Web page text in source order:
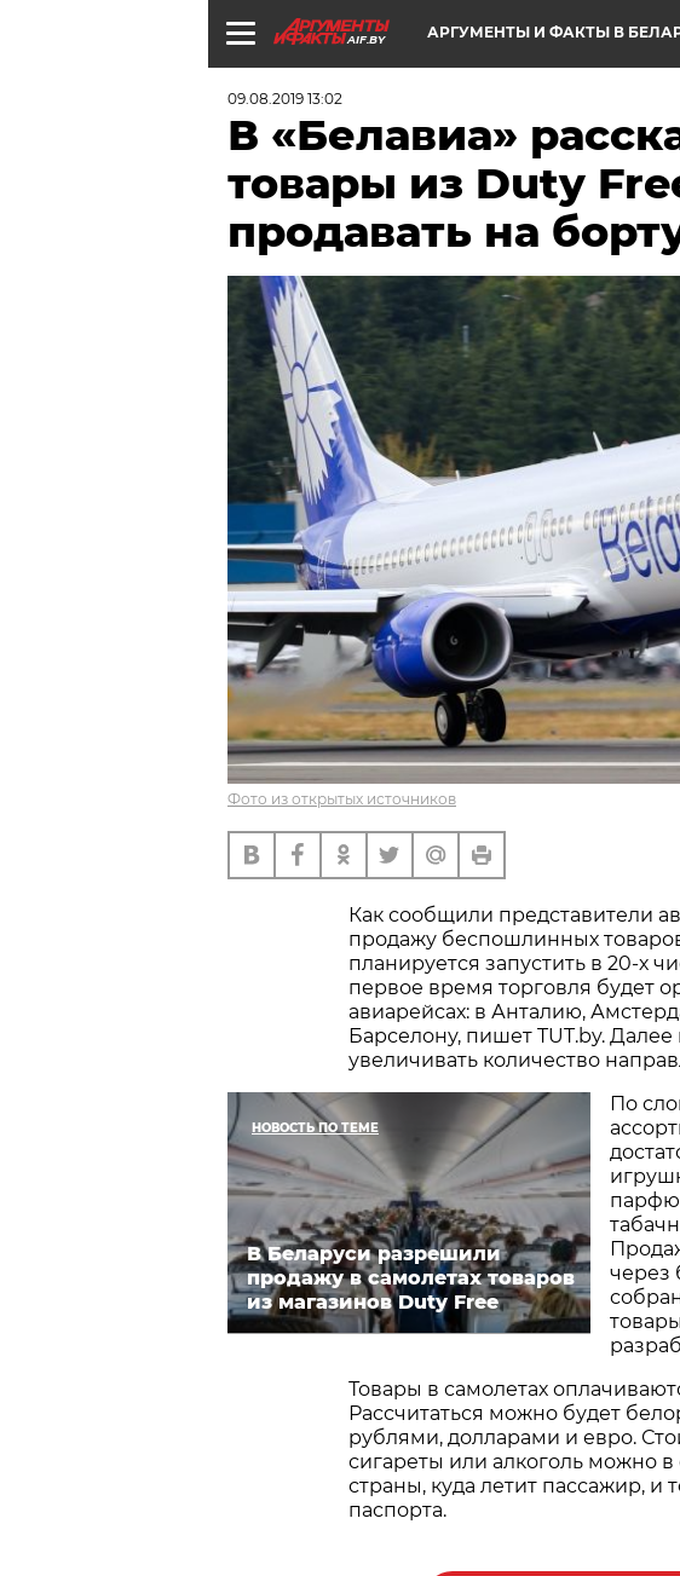
AIF.BY АРГУМЕНТЫ И ФАКТЫ В
09.08.2019 13:02
В «Белавиа»
товары из Duty
продавать на
Фото из открытых источников
Как сообщили представители
продажу беспошлинных
планируется запустить в 20-х
первое время торговля будет
авиарейсах: в Анталию,
Барселону, пишет TUT.by.
увеличивать количество
НОВОСТЬ ПО ТЕМЕ
В Беларуси разрешили
продажу в самолетах товаров
из магазинов Duty Free
По
через
Товары в самолетах
Рассчитаться можно будет
рублями, долларами и евро.
сигареты или алкоголь можно в
страны, куда летит пассажир, и
паспорта.